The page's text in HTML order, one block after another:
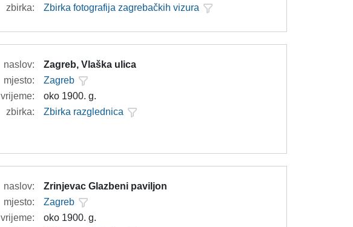
zbirka:
Zbirka fotografija zagrebačkih vizura
naslov:
Zagreb, Vlaška ulica
mjesto:
Zagreb
vrijeme:
oko 1900. g.
zbirka:
Zbirka razglednica
naslov:
Zrinjevac Glazbeni paviljon
mjesto:
Zagreb
vrijeme:
oko 1900. g.